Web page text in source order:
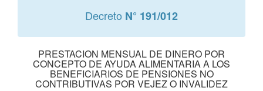
Decreto N° 191/012
PRESTACION MENSUAL DE DINERO POR
CONCEPTO DE AYUDA ALIMENTARIA A LOS
BENEFICIARIOS DE PENSIONES NO
CONTRIBUTIVAS POR VEJEZ O INVALIDEZ